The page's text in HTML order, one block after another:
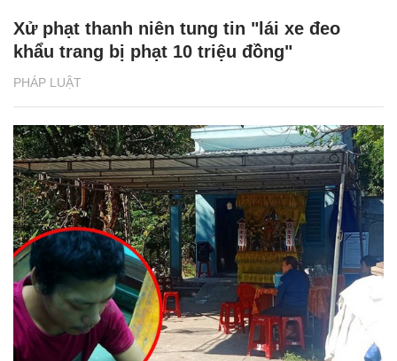
PHÁP LUẬT
Xử phạt thanh niên tung tin "lái xe đeo
khẩu trang bị phạt 10 triệu đồng"